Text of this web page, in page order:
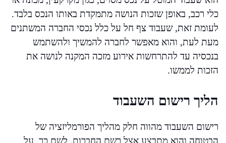
כלי רכב, באופן שזכות הנושה מתמקדת באותו הנכס בלבד.
לעומת זאת, שעבוד צף חל על כלל נכסי החברה המשתנים
מעת לעת, והוא מאפשר לחברה להמשיך ולהשתמש
בנכסיה עד להתרחשות אירוע מזכה המקנה לנושה את
הזכות לממשו.
הליך רישום השעבוד
רישום השעבוד מהווה חלק מהליך הפורמליזציה של
הבטוחה והוא מתבצע אצל רשם החברות. לשם כך, על